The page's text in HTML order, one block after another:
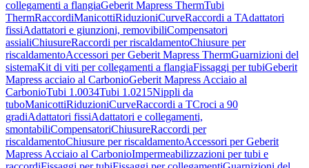
collegamenti a flangiaGeberit Mapress ThermTubi
ThermRaccordiManicottiRiduzioniCurveRaccordi a TAdattatori
fissiAdattatori e giunzioni, removibiliCompensatori
assialiChiusureRaccordi per riscaldamentoChiusure per
riscaldamentoAccessori per Geberit Mapress ThermGuarnizioni del
sistemaKit di viti per collegamenti a flangiaFissaggi per tubiGeberit
Mapress acciaio al CarbonioGeberit Mapress Acciaio al
CarbonioTubi 1.0034Tubi 1.0215Nippli da
tuboManicottiRiduzioniCurveRaccordi a TCroci a 90
gradiAdattatori fissiAdattatori e collegamenti,
smontabiliCompensatoriChiusureRaccordi per
riscaldamentoChiusure per riscaldamentoAccessori per Geberit
Mapress Acciaio al CarbonioImpermeabilizzazioni per tubi e